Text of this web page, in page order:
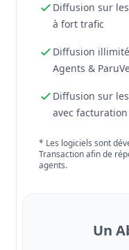
Diffusion sur
à fort trafic
Diffusion
Agents &
Diffusion sur
avec
* Les logiciels sont
Transaction afin de
agents.
Un